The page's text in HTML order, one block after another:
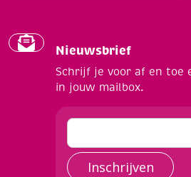
Nieuwsbrief
Schrijf je voor af en toe
in jouw mailbox.
Inschrijven